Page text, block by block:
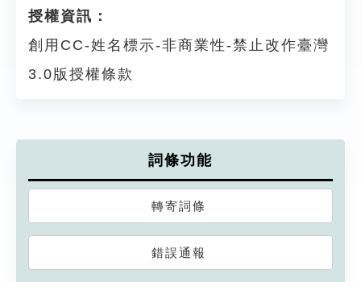
授權資訊：
創用CC-姓名標示-非商業性-禁止改作臺灣
3.0版授權條款
詞條功能
轉寄詞條
錯誤通報